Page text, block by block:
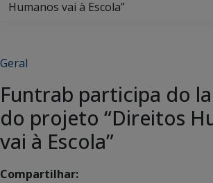
Humanos vai à Escola”
Geral
Funtrab participa do
do projeto “Direitos
vai à Escola”
Compartilhar: